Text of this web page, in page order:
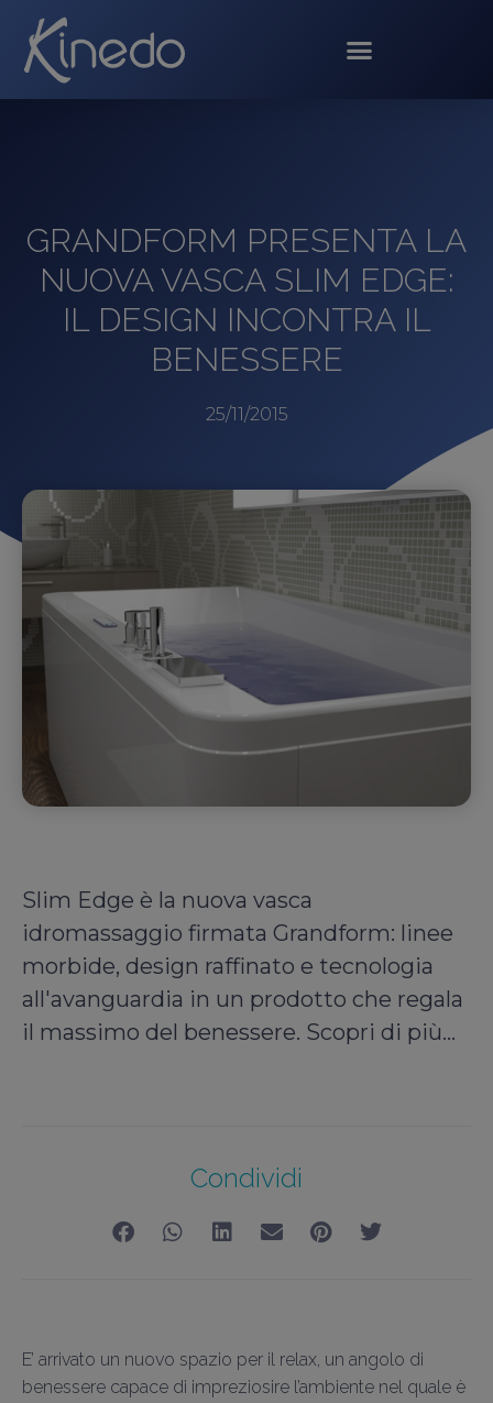
GRANDFORM PRESENTA LA
NUOVA VASCA SLIM EDGE:
IL DESIGN INCONTRA IL
BENESSERE
25/11/2015
Slim Edge è la nuova vasca
idromassaggio firmata Grandform: linee
morbide, design raffinato e tecnologia
all'avanguardia in un prodotto che regala
il massimo del benessere. Scopri di più...
Condividi
E’ arrivato un nuovo spazio per il relax, un angolo di
benessere capace di impreziosire l’ambiente nel quale è